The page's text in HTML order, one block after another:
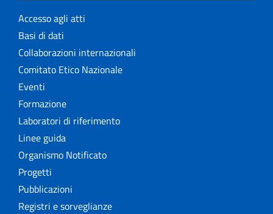
Accesso agli atti
Basi di dati
Collaborazioni internazionali
Comitato Etico Nazionale
Eventi
Formazione
Laboratori di riferimento
Linee guida
Organismo Notificato
Progetti
Pubblicazioni
Registri e sorveglianze